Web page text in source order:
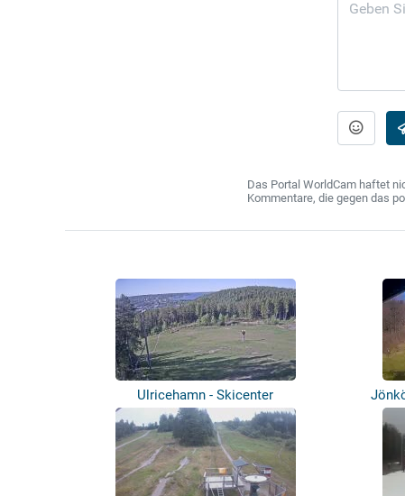
Das Portal WorldCam haftet
Kommentare, die gegen das
Ulricehamn - Skicenter